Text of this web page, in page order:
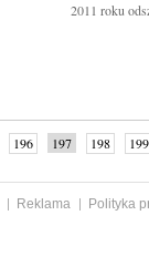
2011 roku
196 197 198
199
Reklama
Polityka